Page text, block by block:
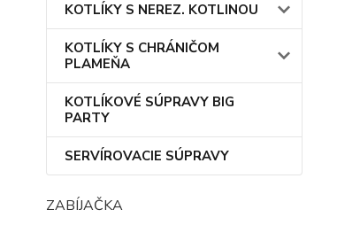
KOTLÍKY S NEREZ. KOTLINOU
KOTLÍKY S CHRÁNIČOM
PLAMEŇA
KOTLÍKOVÉ SÚPRAVY BIG
PARTY
SERVÍROVACIE SÚPRAVY
ZABÍJAČKA